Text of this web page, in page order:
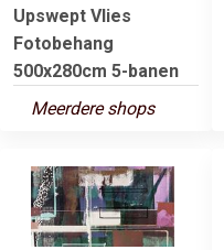
Upswept Vlies
Fotobehang
500x280cm 5-banen
Meerdere shops